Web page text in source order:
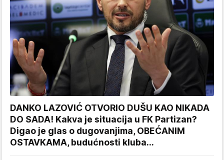
DANKO LAZOVIĆ OTVORIO DUŠU KAO NIKADA
DO SADA! Kakva je situacija u FK Partizan?
Digao je glas o dugovanjima, OBEĆANIM
OSTAVKAMA, budućnosti kluba...